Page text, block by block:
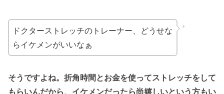
ドクターストレッチのトレーナー、どうせな
らイケメンがいいなぁ
そうですよね。折角時間とお金を使ってストレッチをして
もらいんだから、イケメンだったら尚嬉しいという方もい